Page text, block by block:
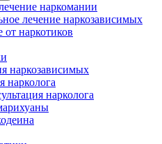
наркомании
лечение наркозависимых
наркотиков
наркозависимых
нарколога
нарколога